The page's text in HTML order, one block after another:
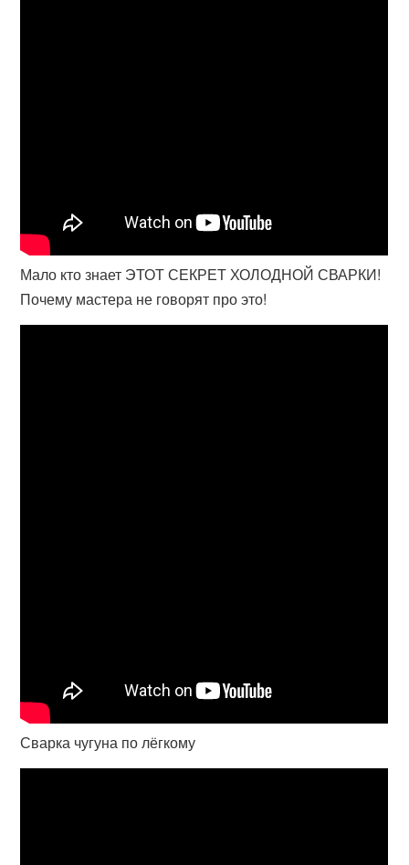
Мало кто знает ЭТОТ СЕКРЕТ ХОЛОДНОЙ СВАРКИ!
Почему мастера не говорят про это!
Сварка чугуна по лёгкому